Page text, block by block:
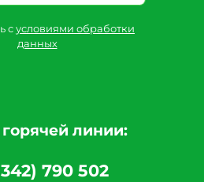
линии:
790 502
сусловиями обработки
данных